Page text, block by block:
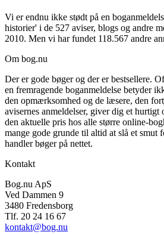
Vi er endnu ikke stødt på en
historier' i de 527 aviser, blogs og andre
2010. Men vi har fundet 118.567 andre
Om bog.nu
Der er gode bøger og der er bestsellere.
en fremragende boganmeldelse betyder
den opmærksomhed og de læsere, den
avisernes anmeldelser, giver dig et
den aktuelle pris hos alle større online-
mange gode grunde til altid at slå et smut
handler bøger på nettet.
Kontakt
Bog.nu ApS
Ved Dammen 9
3480 Fredensborg
Tlf. 20 24 16 67
kontakt@bog.nu